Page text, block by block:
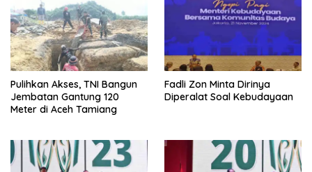
Pulihkan Akses, TNI Bangun
Jembatan Gantung 120
Meter di Aceh Tamiang
Fadli Zon Minta Dirinya
Diperalat Soal Kebudayaan